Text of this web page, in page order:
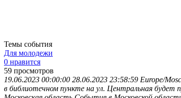
Темы события
Для молодежи
0 нравится
59 просмотров
19.06.2023 00:00:00 28.06.2023 23:58:59 Europe/
в библиотечном пункте на ул. Центральная